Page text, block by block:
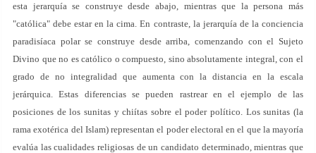
esta jerarquía se construye desde abajo, mientras que la persona más
"católica" debe estar en la cima. En contraste, la jerarquía de la conciencia
paradisíaca polar se construye desde arriba, comenzando con el Sujeto
Divino que no es católico o compuesto, sino absolutamente integral, con el
grado de no integralidad que aumenta con la distancia en la escala
jerárquica. Estas diferencias se pueden rastrear en el ejemplo de las
posiciones de los sunitas y chiítas sobre el poder político. Los sunitas (la
rama exotérica del Islam) representan el poder electoral en el que la mayoría
evalúa las cualidades religiosas de un candidato determinado, mientras que